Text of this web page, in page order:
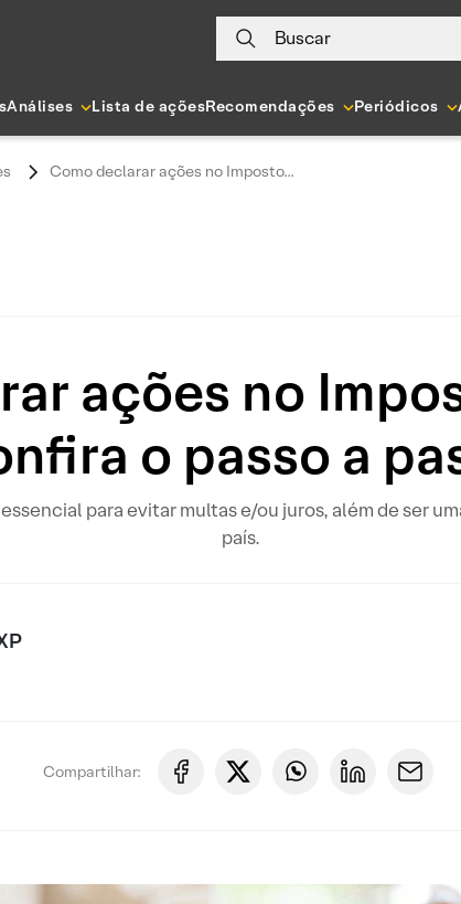
Buscar
Análises Lista de açõesRecomendações Periódicos
Como declarar ações no Imposto...
ações no
o passo a
para evitar multas e/ou juros, além de ser
país.
Compartilhar: